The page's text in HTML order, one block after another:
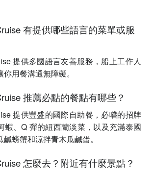
有提供哪些語言的菜單或服
提供多國語言友善服務，船上工作人
用餐溝通無障礙。
推薦必點的餐點有哪些？
提供豐盛的國際自助餐，必嚐的招牌
蝦、Q 彈的紐西蘭淡菜，以及充滿泰國
螃蟹和涼拌青木瓜鹹蛋。
怎麼去？附近有什麼景點？